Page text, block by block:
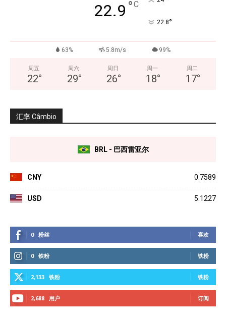
22.9 °C
22.8°
63% 5.8m/s 99%
周五
22°
周六
29°
周日
26°
周一
18°
周二
17°
汇率 Câmbio
BRL - 巴西雷亚尔
CNY 0.7589
USD 5.1227
0 粉丝 喜欢
0 铁粉 铁粉
2,133 铁粉 铁粉
2,688 用户 订阅